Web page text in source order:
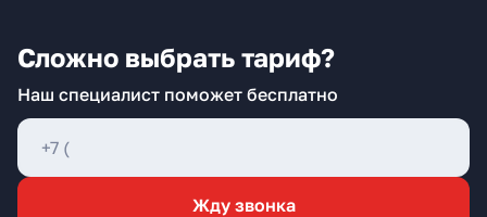
Сложно выбрать тариф?
Наш специалист поможет бесплатно
Жду звонка